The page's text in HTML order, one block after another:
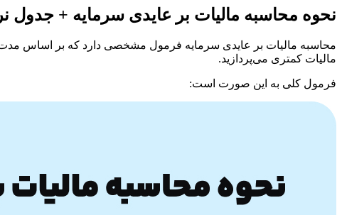
نحوه محاسبه مالیات بر عایدی سرمایه + جدول
محاسبه مالیات بر عایدی سرمایه فرمول مشخصی دارد که بر اساس مدت
مالیات کمتری می‌پردازید.
فرمول کلی به این صورت است: